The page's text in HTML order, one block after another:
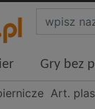
Gry bez
Art.